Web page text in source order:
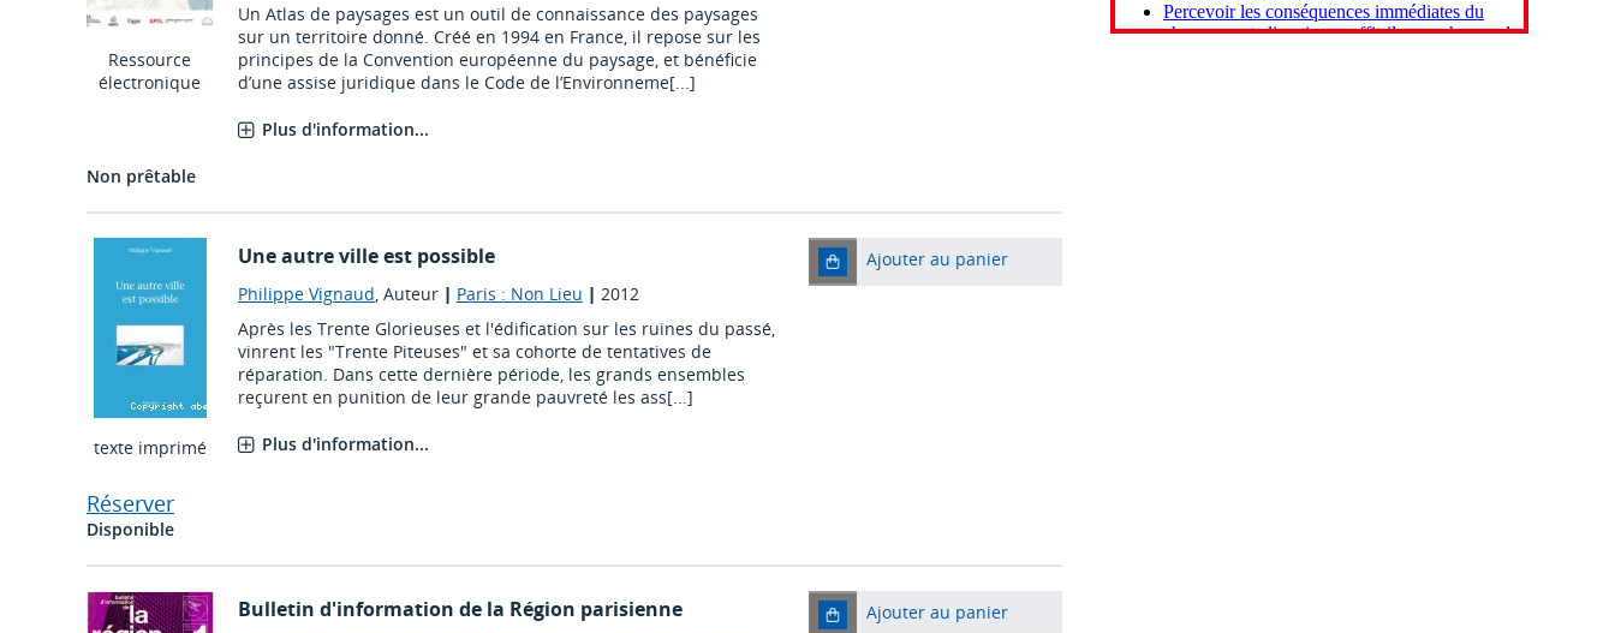
Ressource
électronique
Un Atlas de paysages est un outil de connaissance des paysages
sur un territoire donné. Créé en 1994 en France, il repose sur les
principes de la Convention européenne du paysage, et bénéficie
d’une assise juridique dans le Code de l’Environneme[...]
Plus d'information...
Non prêtable
texte imprimé
Une autre ville est possible
Philippe Vignaud , Auteur | Paris : Non Lieu | 2012
Après les Trente Glorieuses et l'édification sur les ruines du passé,
vinrent les "Trente Piteuses" et sa cohorte de tentatives de
réparation. Dans cette dernière période, les grands ensembles
reçurent en punition de leur grande pauvreté les ass[...]
Plus d'information...
Ajouter au panier
Réserver
Disponible
Bulletin d'information de la Région parisienne Ajouter au panier